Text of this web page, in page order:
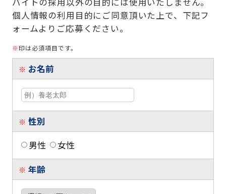
個人情報の利用目的にご同意頂いた上で、下記フ
ォームよりご応募ください。
※印は必須項目です。
※ お名前
※ 性別
男性
女性
※ 年齢